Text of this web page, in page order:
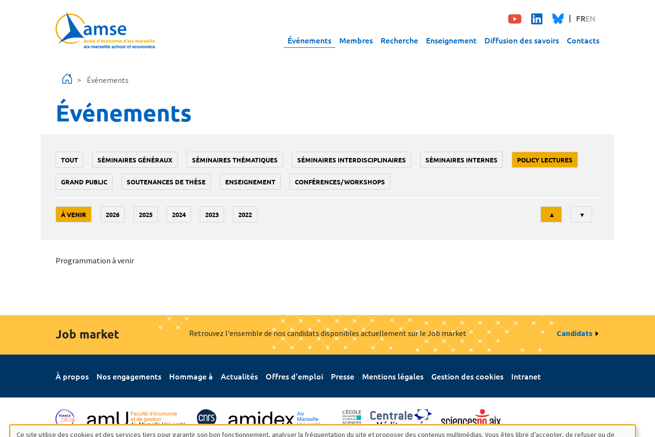
FREN
Événements Membres Recherche Enseignement Diffusion des savoirs Contacts
Événements
Événements
TOUT SÉMINAIRES GÉNÉRAUX SÉMINAIRES THÉMATIQUES SÉMINAIRES INTERDISCIPLINAIRES SÉMINAIRES INTERNES POLICY LECTURES
GRAND PUBLIC SOUTENANCES DE THÈSE ENSEIGNEMENT CONFÉRENCES/WORKSHOPS
À VENIR 2026 2025 2024 2023 2022
Tri
▲ ▼
Programmation à venir
Job market Retrouvez l'ensemble de nos candidats disponibles actuellement sur le Job market Candidats
À propos Nos engagements Hommage à Actualités Offres d'emploi Presse Mentions légales Gestion des cookies Intranet
Ce site utilise des cookies et des services tiers pour garantir son bon fonctionnement, analyser la fréquentation du site et proposer des contenus multimédias. Vous êtes libre d’accepter, de refuser ou de